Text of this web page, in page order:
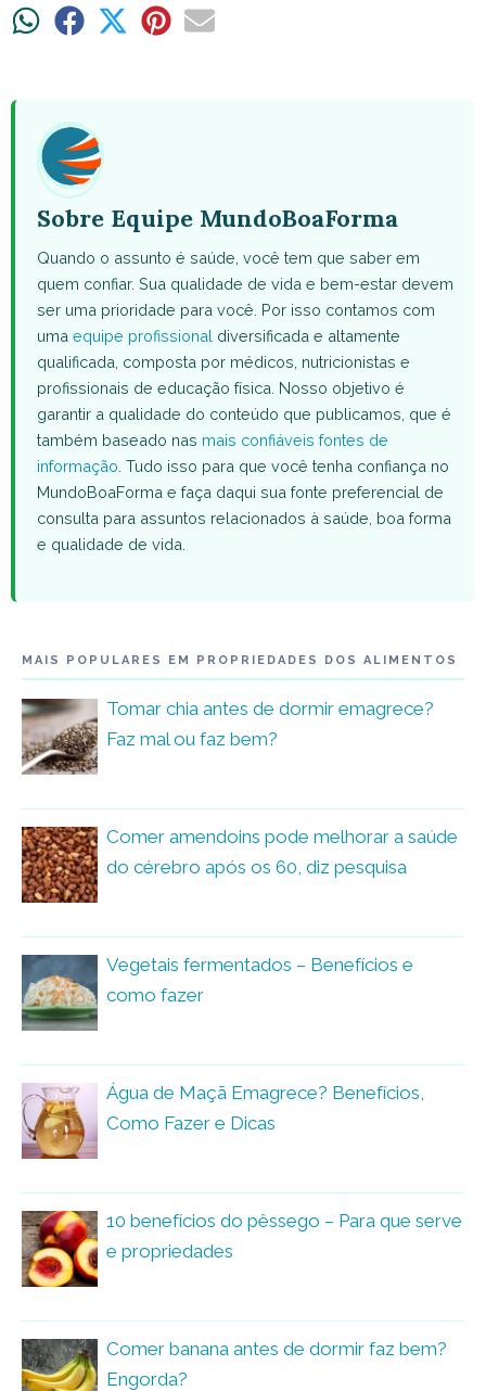
ShareShare ShareShareShare
Sobre Equipe MundoBoaForma
Quando o assunto é saúde, você tem que saber em
quem confiar. Sua qualidade de vida e bem-estar devem
ser uma prioridade para você. Por isso contamos com
uma equipe profissional diversificada e altamente
qualificada, composta por médicos, nutricionistas e
profissionais de educação física. Nosso objetivo é
garantir a qualidade do conteúdo que publicamos, que é
também baseado nas mais confiáveis fontes de
informação . Tudo isso para que você tenha confiança no
MundoBoaForma e faça daqui sua fonte preferencial de
consulta para assuntos relacionados à saúde, boa forma
e qualidade de vida.
MAIS POPULARES EM PROPRIEDADES DOS ALIMENTOS
Tomar chia antes de dormir emagrece?
Faz mal ou faz bem?
Comer amendoins pode melhorar a saúde
do cérebro após os 60, diz pesquisa
Vegetais fermentados – Benefícios e
como fazer
Água de Maçã Emagrece? Benefícios,
Como Fazer e Dicas
10 benefícios do pêssego – Para que serve
e propriedades
Comer banana antes de dormir faz bem?
Engorda?